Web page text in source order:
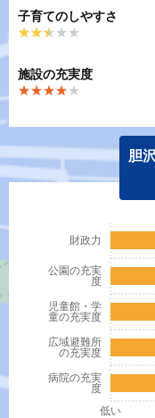
子育てのしやすさ
★★★★★
★★★★★
施設の充実度
★★★★★
★★★★★
胆
病院の充実
度
広域避難所
の充実度
児童館・学
童の充実度
公園の充実
度
財政力
低い